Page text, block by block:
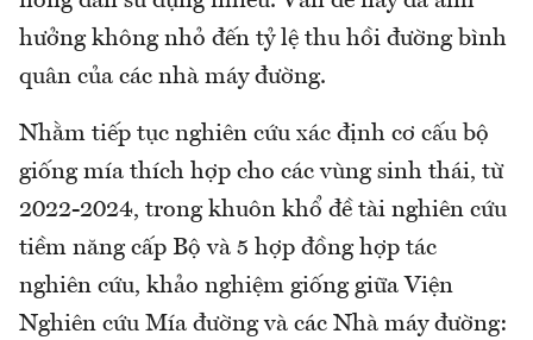
hưởng không nhỏ đến tỷ lệ thu hồi đường bình
quân của các nhà máy đường.
Nhằm tiếp tục nghiên cứu xác định cơ cấu bộ
giống mía thích hợp cho các vùng sinh thái, từ
2022-2024, trong khuôn khổ đề tài nghiên cứu
tiềm năng cấp Bộ và 5 hợp đồng hợp tác
nghiên cứu, khảo nghiệm giống giữa Viện
Nghiên cứu Mía đường và các Nhà máy đường: